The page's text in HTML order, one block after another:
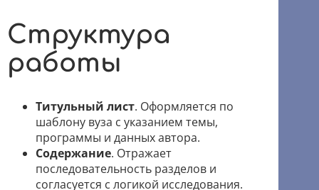
Структура
работы
Титульный лист. Оформляется по
шаблону вуза с указанием темы,
программы и данных автора.
Содержание. Отражает
последовательность разделов и
согласуется с логикой исследования.